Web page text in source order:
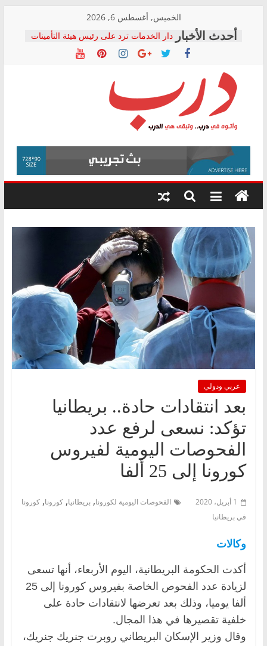
content
الخميس, أغسطس 6, 2026
دار الخدمات ترد على رئيس هيئة التأمينات
بعد مؤتمره الصحفي: إنكار الأزمة لا ينهي
معاناة أصحاب المعاشات.. ونطالب بكشف
فرحات سليمان يكتب: القطاع الصحي إلى
أين؟
حزب التحالف الشعبي يطلق لجنة “الحق
في الصحة” بالإسكندرية لرصد الانتهاكات
ودعم المرضى
الوزاري لمدينة الصحفيين.. وانتهاء أعمال
إنشاء المبنى الإداري
المجلس القومي لحقوق الإنسان يعلن
متابعة قضية الدكتور محمد زهران.. ويؤكد:
قرينة البراءة وضمانات المحاكمة العادلة
درب
وأتوه
درب..
وتبقى
هي
عربي ودولي
بعد انتقادات حادة.. بريطانيا
تؤكد: نسعى لرفع عدد
الفحوصات اليومية لفيروس
كورونا إلى 25 ألفا
1 أبريل، 2020 الفحوصات اليومية لكورونا, بريطانيا, كورونا, كورونا
في بريطانيا
وكالات
أكدت الحكومة البريطانية، اليوم الأربعاء، أنها تسعى
لزيادة عدد الفحوص الخاصة بفيروس كورونا إلى 25
ألفا يوميا، وذلك بعد تعرضها لانتقادات حادة على
خلفية تقصيرها في هذا المجال.
وقال وزير الإسكان البريطاني روبرت جنريك جنريك،